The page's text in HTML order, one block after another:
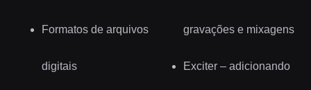
Formatos de arquivos
digitais
gravações e mixagens
Exciter – adicionando